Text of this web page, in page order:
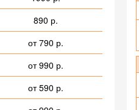
890 р.
от 790 р.
от 990 р.
от 590 р.